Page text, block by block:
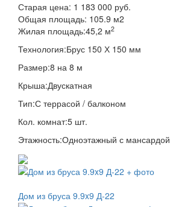
Старая цена: 1 183 000 руб.
Общая площадь: 105.9 м2
Жилая площадь:45,2 м2
Технология:Брус 150 Х 150 мм
Размер:8 на 8 м
Крыша:Двускатная
Тип:С террасой / балконом
Кол. комнат:5 шт.
Этажность:Одноэтажный с мансардой
Дом из бруса 9.9x9 Д-22